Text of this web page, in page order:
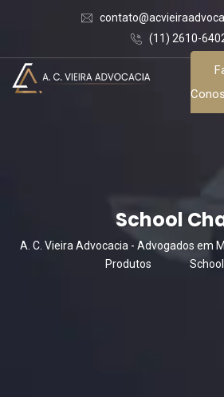
(11) 2610-
School
A. C. Vieira Advocacia - Advogados em
Produtos